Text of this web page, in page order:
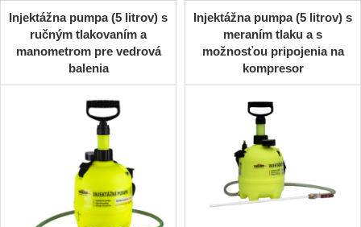
Injektážna pumpa (5 litrov) s
ručným tlakovaním a
manometrom pre vedrová
balenia
Injektážna pumpa (5 litrov) s
meraním tlaku a s
možnosťou pripojenia na
kompresor